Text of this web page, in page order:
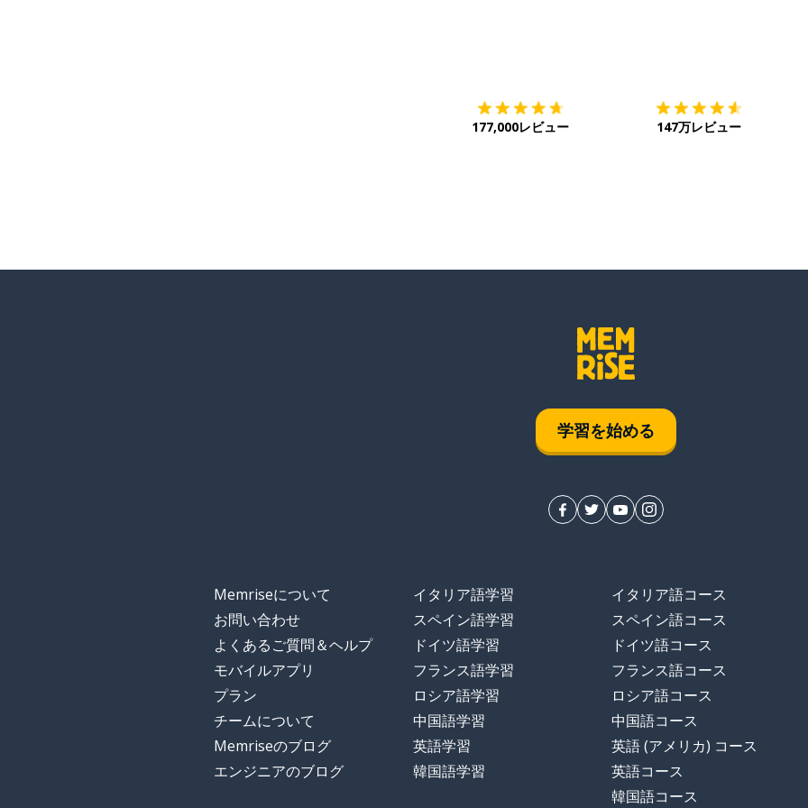
177,000レビュー 147万レビュー
学習を始める
Memriseについて
お問い合わせ
よくあるご質問＆ヘルプ
モバイルアプリ
プラン
チームについて
Memriseのブログ
エンジニアのブログ
イタリア語学習
スペイン語学習
ドイツ語学習
フランス語学習
ロシア語学習
中国語学習
英語学習
韓国語学習
イタリア語コース
スペイン語コース
ドイツ語コース
フランス語コース
ロシア語コース
中国語コース
英語 (アメリカ) コース
英語コース
韓国語コース